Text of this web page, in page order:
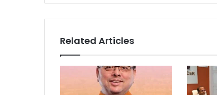
Related Articles